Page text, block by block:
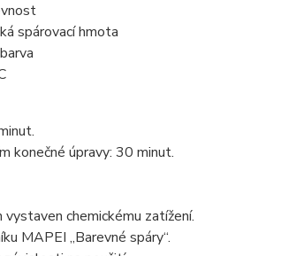
spárovací hmota
konečné úpravy: 30 minut.
chemickému zatížení.
MAPEI „Barevné spáry“.